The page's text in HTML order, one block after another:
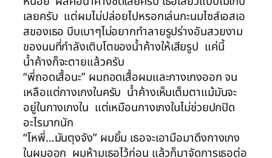
เลยครับ แต่ผมไม่ปล่อยไปหรอกเล่นกะนมไซส์เอสเอ
สของเธอ บีบเบาๆไม่อยากทำลายรูปร่างอันสวยงาม
ของนมที่กำลังเติบโตของน้ำค้างให้เสียรูป แค่นี้
น้ำค้างก็จะตายแล้วครับ
“พี่ถอดเสื้อนะ” ผมถอดเสื้อผมและกางเกงออก จน
เหลือแต่กางเกงในครับ น้ำค้างเห็นเต็มตาแม้มันจะ
อยู่ในกางเกงใน แต่เหมือนกางเกงในไม่ช่วยปกปิด
อะไรมากนัก
“โหพี่…มันตุงจัง” ผมยิ้ม เธอจะเอามือมาดึงกางเกง
ในผมออก ผมห้ามเธอไว้ก่อน แล้วก็มาจัดการเธอต่อ